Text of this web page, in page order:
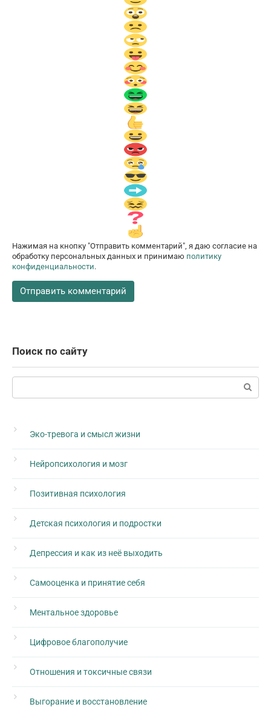
Нажимая на кнопку "Отправить комментарий", я даю согласие на
обработку персональных данных и принимаю политику
конфиденциальности.
Поиск по сайту
Поиск:
Эко-тревога и смысл жизни
Нейропсихология и мозг
Позитивная психология
Детская психология и подростки
Депрессия и как из неё выходить
Самооценка и принятие себя
Ментальное здоровье
Цифровое благополучие
Отношения и токсичные связи
Выгорание и восстановление